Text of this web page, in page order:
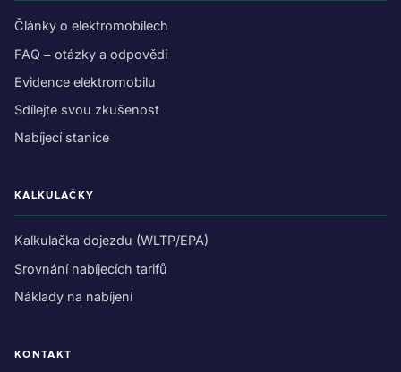
Články o elektromobilech
FAQ – otázky a odpovědi
Evidence elektromobilu
Sdílejte svou zkušenost
Nabíjecí stanice
KALKULAČKY
Kalkulačka dojezdu (WLTP/EPA)
Srovnání nabíjecích tarifů
Náklady na nabíjení
KONTAKT